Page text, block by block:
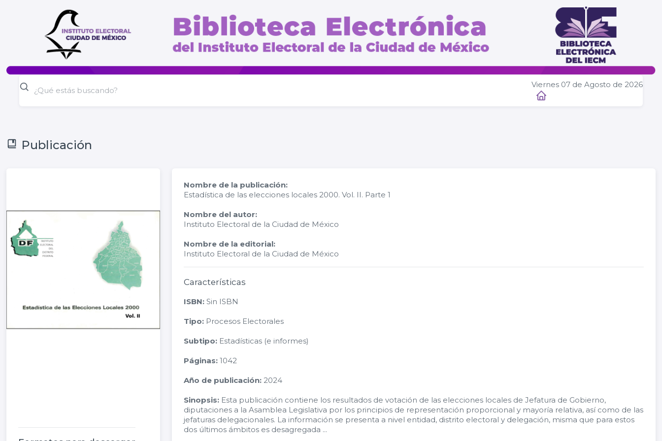
Viernes 07 de Agosto de 2026
Publicación
Nombre de la publicación:
Estadística de las elecciones locales 2000. Vol. II. Parte 1
Nombre del autor:
Instituto Electoral de la Ciudad de México
Nombre de la editorial:
Instituto Electoral de la Ciudad de México
Características
ISBN:Sin ISBN
Tipo:Procesos Electorales
Subtipo:Estadísticas (e informes)
Páginas:1042
Año de publicación:2024
Sinopsis:Esta publicación contiene los resultados de votación de las elecciones locales de Jefatura de Gobierno,
diputaciones a la Asamblea Legislativa por los principios de representación proporcional y mayoría relativa, así como de las
jefaturas delegacionales. La información se presenta a nivel entidad, distrito electoral y delegación, misma que para estos
dos últimos ámbitos es desagregada ...